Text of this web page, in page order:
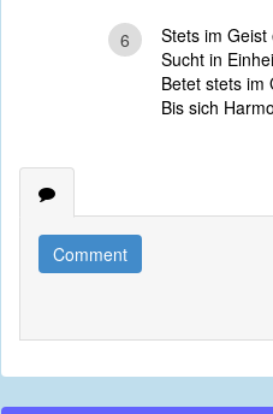
6
Stets im
Sucht in
Betet stets im
Bis sich
Comment